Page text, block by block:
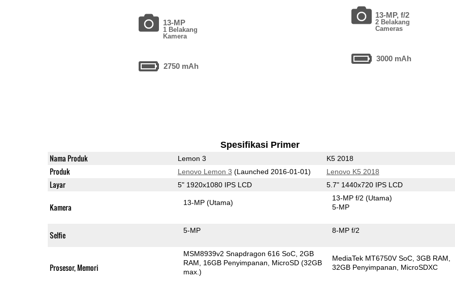
13-MP
1 Belakang
Kamera
2750 mAh
13-MP, f/2
2 Belakang
Cameras
3000 mAh
Spesifikasi Primer
Nama Produk Lemon 3 K5 2018
Produk Lenovo Lemon 3 (Launched 2016-01-01) Lenovo K5 2018
Layar 5" 1920x1080 IPS LCD 5.7" 1440x720 IPS LCD
Kamera 13-MP(Utama)
13-MP f/2(Utama)
5-MP
Selfie 5-MP 8-MP f/2
Prosesor, Memori
MSM8939v2 Snapdragon 616 SoC 2GB
RAM
16GB Penyimpanan
MicroSD (32GB
max.)
MediaTek MT6750V SoC 3GB RAM
32GB Penyimpanan
MicroSDXC